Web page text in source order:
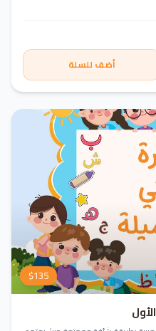
أضف للسلة
$135